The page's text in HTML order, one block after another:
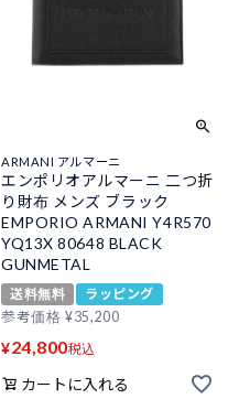
ARMANI アルマーニ
エンポリオアルマーニ 二つ折
り財布 メンズ ブラック
EMPORIO ARMANI Y4R570
YQ13X 80648 BLACK
GUNMETAL
送料無料
ラッピング
参考価格 ¥35,200
¥24,800税込
カートに入れる